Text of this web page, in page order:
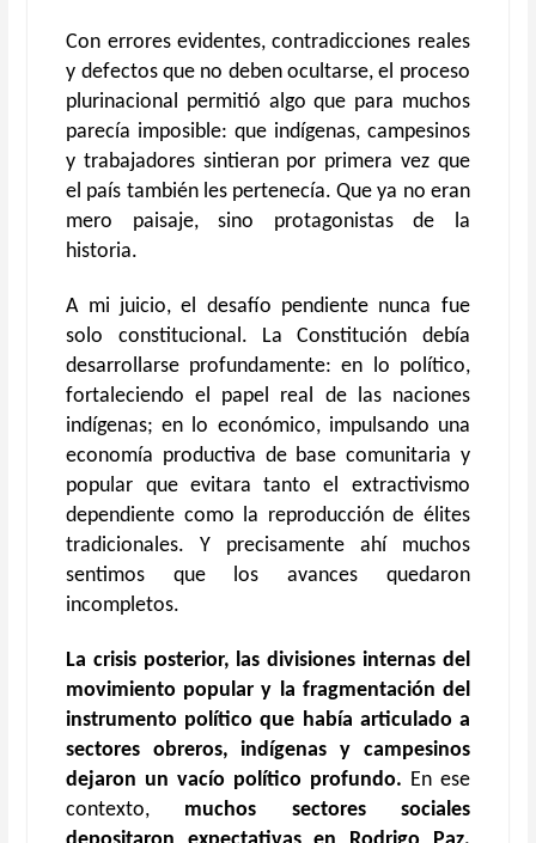
Con errores evidentes, contradicciones reales
y defectos que no deben ocultarse, el proceso
plurinacional permitió algo que para muchos
parecía imposible: que indígenas, campesinos
y trabajadores sintieran por primera vez que
el país también les pertenecía. Que ya no eran
mero paisaje, sino protagonistas de la
historia.
A mi juicio, el desafío pendiente nunca fue
solo constitucional. La Constitución debía
desarrollarse profundamente: en lo político,
fortaleciendo el papel real de las naciones
indígenas; en lo económico, impulsando una
economía productiva de base comunitaria y
popular que evitara tanto el extractivismo
dependiente como la reproducción de élites
tradicionales. Y precisamente ahí muchos
sentimos que los avances quedaron
incompletos.
La crisis posterior, las divisiones internas del
movimiento popular y la fragmentación del
instrumento político que había articulado a
sectores obreros, indígenas y campesinos
dejaron un vacío político profundo. En ese
contexto, muchos sectores sociales